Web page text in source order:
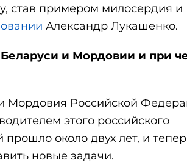
став примером милосердия и
Александр Лукашенко.
и Мордовии и при
Мордовия Российской
этого российского
около двух лет, и
новые задачи.